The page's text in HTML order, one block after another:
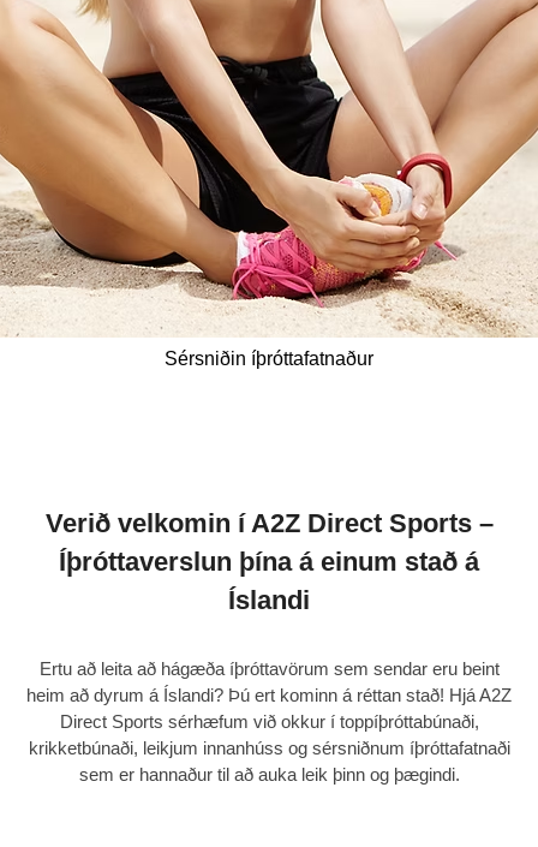
Sérsniðin íþróttafatnaður
Verið velkomin í A2Z Direct Sports –
Íþróttaverslun þína á einum stað á
Íslandi
Ertu að leita að hágæða íþróttavörum sem sendar eru beint
heim að dyrum á Íslandi? Þú ert kominn á réttan stað! HjáA2Z
Direct Sports sérhæfum við okkur í toppíþróttabúnaði,
krikketbúnaði, leikjum innanhúss og sérsniðnum íþróttafatnaði
sem er hannaður til að auka leik þinn og þægindi.